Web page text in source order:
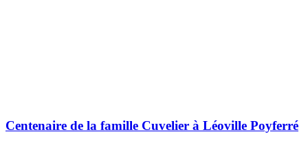
Centenaire de la famille Cuvelier à Léoville Poyferré